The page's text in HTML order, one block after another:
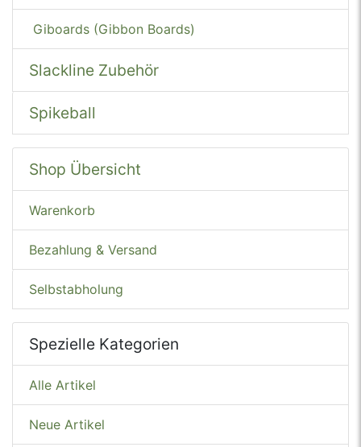
Giboards (Gibbon Boards)
Slackline Zubehör
Spikeball
Shop Übersicht
Warenkorb
Bezahlung & Versand
Selbstabholung
Spezielle Kategorien
Alle Artikel
Neue Artikel